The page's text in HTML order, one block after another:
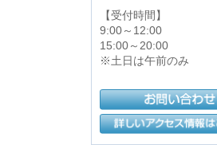
【受付時間】
9:00～12:00
15:00～20:00
※土日は午前のみ